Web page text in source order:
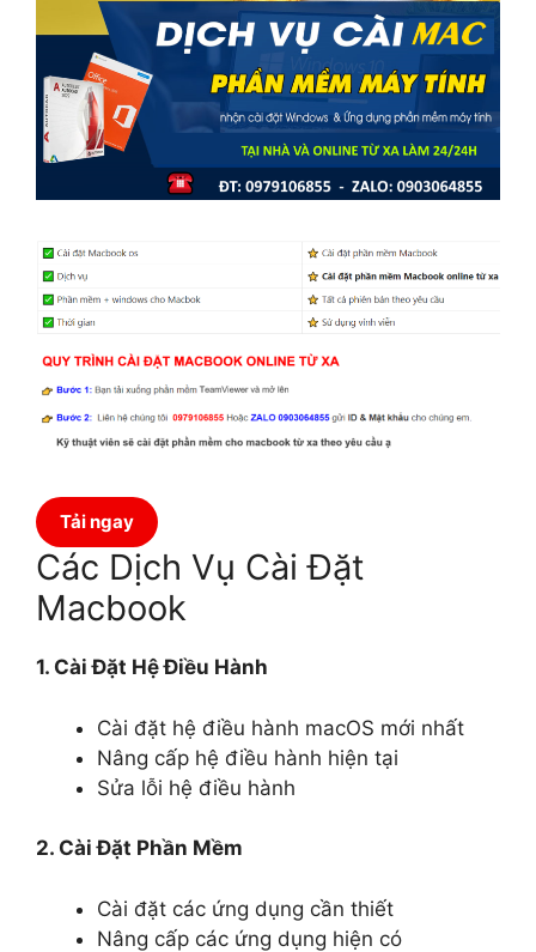
Tải ngay
Các Dịch Vụ Cài Đặt
Macbook
1. Cài Đặt Hệ Điều Hành
Cài đặt hệ điều hành macOS mới nhất
Nâng cấp hệ điều hành hiện tại
Sửa lỗi hệ điều hành
2. Cài Đặt Phần Mềm
Cài đặt các ứng dụng cần thiết
Nâng cấp các ứng dụng hiện có